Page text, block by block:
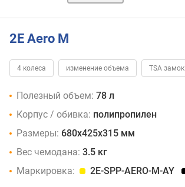
2E Aero M
4 колеса изменение объема TSA замок
Полезный объем: 78 л
Корпус / обивка: полипропилен
Размеры: 680x425x315 мм
Вес чемодана: 3.5 кг
Маркировка:
2E-SPP-AERO-M-AY